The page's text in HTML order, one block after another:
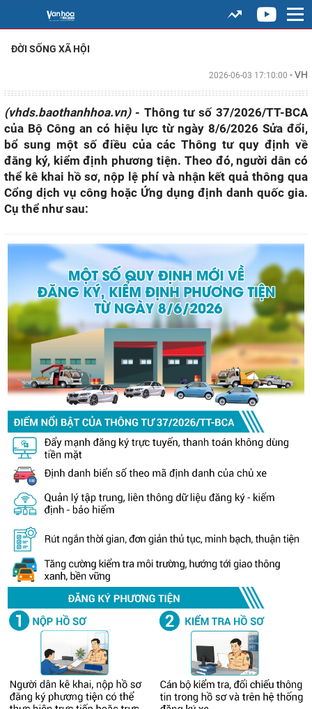
ĐỜI SỐNG XÃ HỘI
2026-06-03 17:10:00 - VH
(vhds.baothanhhoa.vn)- Thông tư số 37/2026/TT-BCA
của Bộ Công an có hiệu lực từ ngày 8/6/2026 Sửa đổi,
bổ sung một số điều của các Thông tư quy định về
đăng ký, kiểm định phương tiện. Theo đó, người dân có
thể kê khai hồ sơ, nộp lệ phí và nhận kết quả thông qua
Cổng dịch vụ công hoặc Ứng dụng định danh quốc gia.
Cụ thể như sau: